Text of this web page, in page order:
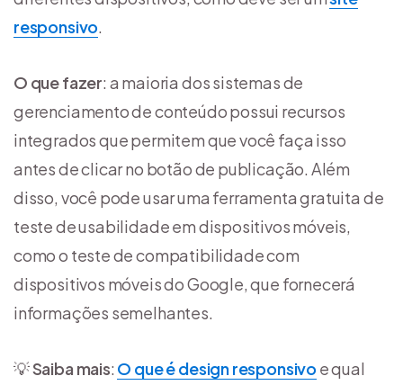
responsivo.
O que fazer: a maioria dos sistemas de
gerenciamento de conteúdo possui recursos
integrados que permitem que você faça isso
antes de clicar no botão de publicação. Além
disso, você pode usar uma ferramenta gratuita de
teste de usabilidade em dispositivos móveis,
como o teste de compatibilidade com
dispositivos móveis do Google, que fornecerá
informações semelhantes.
💡Saiba mais: O que é design responsivo e qual